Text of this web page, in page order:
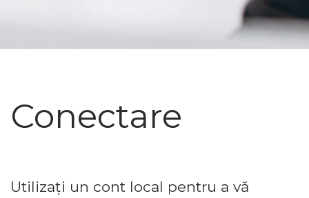
Conectare
Utilizați un cont local pentru a vă